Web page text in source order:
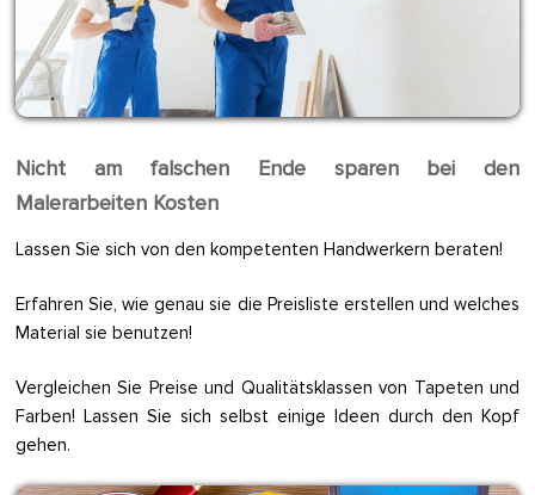
Nicht am falschen Ende sparen bei den
Malerarbeiten Kosten
Lassen Sie sich von den kompetenten Handwerkern beraten!
Erfahren Sie, wie genau sie die Preisliste erstellen und welches
Material sie benutzen!
Vergleichen Sie Preise und Qualitätsklassen von Tapeten und
Farben! Lassen Sie sich selbst einige Ideen durch den Kopf
gehen.